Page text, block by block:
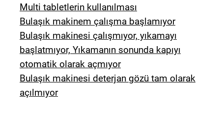
Multi tabletlerin kullanılması
Bulaşık makinem çalışma başlamıyor
Bulaşık makinesi çalışmıyor, yıkamayı
başlatmıyor, Yıkamanın sonunda kapıyı
otomatik olarak açmıyor
Bulaşık makinesi deterjan gözü tam olarak
açılmıyor